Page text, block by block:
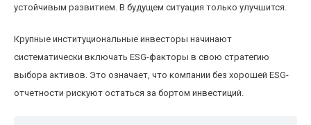
устойчивым развитием. В будущем ситуация только улучшится.
Крупные институциональные инвесторы начинают
систематически включать ESG-факторы в свою стратегию
выбора активов. Это означает, что компании без хорошей ESG-
отчетности рискуют остаться за бортом инвестиций.